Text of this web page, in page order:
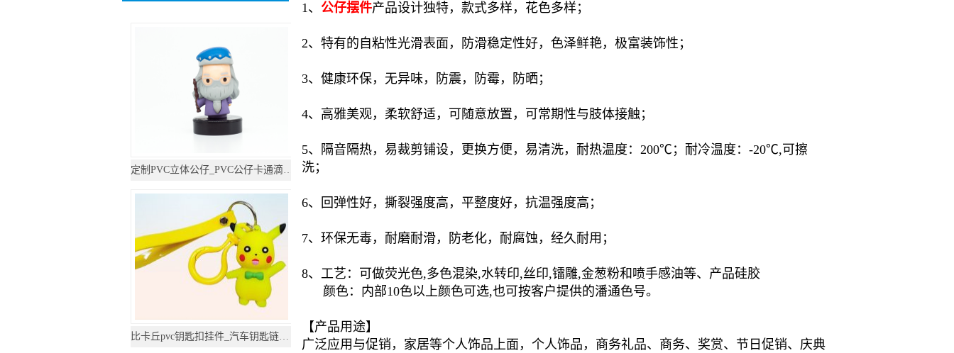
1、 公仔摆件产品设计独特，款式多样，花色多样；
2、特有的自粘性光滑表面，防滑稳定性好，色泽鲜艳，极富装饰性；
3、健康环保，无异味，防震，防霉，防晒；
4、高雅美观，柔软舒适，可随意放置，可常期性与肢体接触；
5、隔音隔热，易裁剪铺设，更换方便，易清洗，耐热温度：200℃；耐冷温度：-20℃,可擦
洗；
6、回弹性好，撕裂强度高，平整度好，抗温强度高；
7、环保无毒，耐磨耐滑，防老化，耐腐蚀，经久耐用；
8、工艺：可做荧光色,多色混染,水转印,丝印,镭雕,金葱粉和喷手感油等、产品硅胶
颜色：内部10色以上颜色可选,也可按客户提供的潘通色号。
【产品用途】
广泛应用与促销，家居等个人饰品上面，个人饰品，商务礼品、商务、奖赏、节日促销、庆典
定制PVC立体公仔_PVC公仔卡通滴胶摆件
比卡丘pvc钥匙扣挂件_汽车钥匙链公仔挂饰